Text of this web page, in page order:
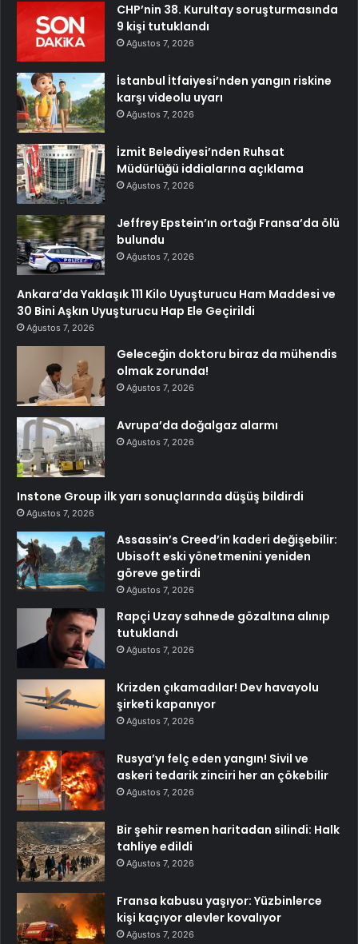
CHP’nin 38. Kurultay soruşturmasında
9 kişi tutuklandı
Ağustos 7, 2026
İstanbul İtfaiyesi’nden yangın riskine
karşı videolu uyarı
Ağustos 7, 2026
İzmit Belediyesi’nden Ruhsat
Müdürlüğü iddialarına açıklama
Ağustos 7, 2026
Jeffrey Epstein’ın ortağı Fransa’da ölü
bulundu
Ağustos 7, 2026
Ankara’da Yaklaşık 111 Kilo Uyuşturucu Ham Maddesi ve
30 Bini Aşkın Uyuşturucu Hap Ele Geçirildi
Ağustos 7, 2026
Geleceğin doktoru biraz da mühendis
olmak zorunda!
Ağustos 7, 2026
Avrupa’da doğalgaz alarmı
Ağustos 7, 2026
Instone Group ilk yarı sonuçlarında düşüş bildirdi
Ağustos 7, 2026
Assassin’s Creed’in kaderi değişebilir:
Ubisoft eski yönetmenini yeniden
göreve getirdi
Ağustos 7, 2026
Rapçi Uzay sahnede gözaltına alınıp
tutuklandı
Ağustos 7, 2026
Krizden çıkamadılar! Dev havayolu
şirketi kapanıyor
Ağustos 7, 2026
Rusya’yı felç eden yangın! Sivil ve
askeri tedarik zinciri her an çökebilir
Ağustos 7, 2026
Bir şehir resmen haritadan silindi: Halk
tahliye edildi
Ağustos 7, 2026
Fransa kabusu yaşıyor: Yüzbinlerce
kişi kaçıyor alevler kovalıyor
Ağustos 7, 2026